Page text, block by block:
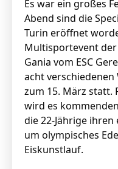
Das geheime
Wandern
Fotobox
Amphibienschutz
Team
Service
Nachgehört
Handwerker
Es war ein großes
Abend sind die
Turin eröffnet
Multisportevent
Gania vom ESC
acht
zum 15. März statt.
wird es
die 22-Jährige
um olympisches
Eiskunstlauf.